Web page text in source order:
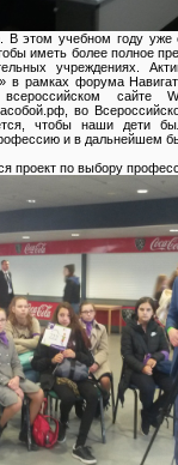
В этом учебном году уже
иметь более полное
учреждениях.
рамках форума
сайте
во
чтобы наши дети
и в дальнейшем
проект по выбору